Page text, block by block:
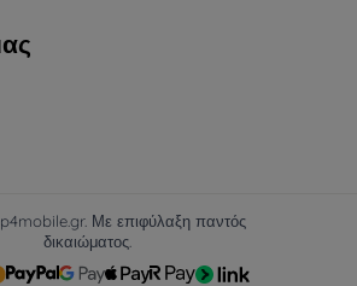
Με επιφύλαξη παντός
δικαιώματος.